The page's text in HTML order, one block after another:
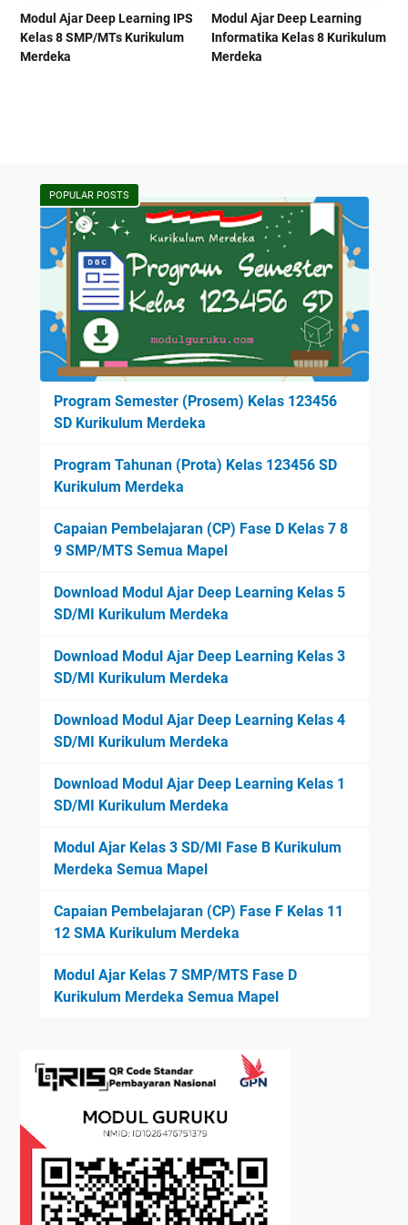
Modul Ajar Deep Learning IPS
Kelas 8 SMP/MTs Kurikulum
Merdeka
Modul Ajar Deep Learning
Informatika Kelas 8 Kurikulum
Merdeka
POPULAR POSTS
Program Semester (Prosem) Kelas 123456
SD Kurikulum Merdeka
Program Tahunan (Prota) Kelas 123456 SD
Kurikulum Merdeka
Capaian Pembelajaran (CP) Fase D Kelas 7 8
9 SMP/MTS Semua Mapel
Download Modul Ajar Deep Learning Kelas 5
SD/MI Kurikulum Merdeka
Download Modul Ajar Deep Learning Kelas 3
SD/MI Kurikulum Merdeka
Download Modul Ajar Deep Learning Kelas 4
SD/MI Kurikulum Merdeka
Download Modul Ajar Deep Learning Kelas 1
SD/MI Kurikulum Merdeka
Modul Ajar Kelas 3 SD/MI Fase B Kurikulum
Merdeka Semua Mapel
Capaian Pembelajaran (CP) Fase F Kelas 11
12 SMA Kurikulum Merdeka
Modul Ajar Kelas 7 SMP/MTS Fase D
Kurikulum Merdeka Semua Mapel